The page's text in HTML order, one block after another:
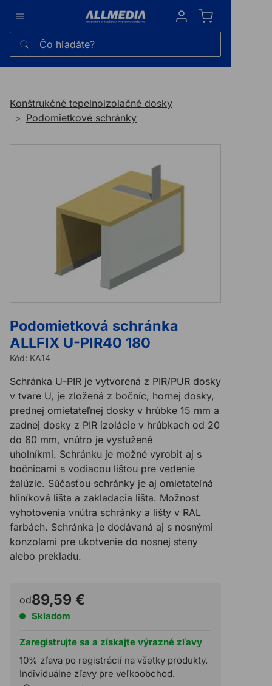
Sign in
Čo hľadáte?
Konštrukčné tepelnoizolačné dosky
Podomietkové schránky
Podomietková schránka
ALLFIX U-PIR40 180
Kód: KA14
Schránka U-PIR je vytvorená z PIR/PUR dosky
v tvare U, je zložená z bočníc, hornej dosky,
prednej omietateľnej dosky v hrúbke 15 mm a
zadnej dosky z PIR izolácie v hrúbkach od 20
do 60 mm, vnútro je vystužené
uholníkmi. Schránku je možné vyrobiť aj s
bočnicami s vodiacou lištou pre vedenie
žalúzie. Súčasťou schránky je aj omietateľná
hliníková lišta a zakladacia lišta. Možnosť
vyhotovenia vnútra schránky a lišty v RAL
farbách. Schránka je dodávaná aj s nosnými
konzolami pre ukotvenie do nosnej steny
alebo prekladu.
od89,59 €
Skladom
Zaregistrujte sa a získajte výrazné zľavy
10% zľava po registrácií na všetky produkty.
Individuálne zľavy pre veľkoobchod.